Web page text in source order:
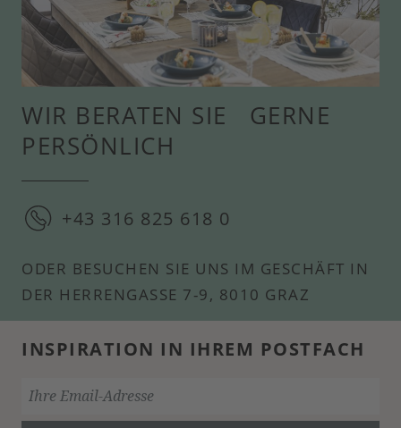
WIR BERATEN SIE GERNE
PERSÖNLICH
+43 316 825 618 0
ODER BESUCHEN SIE UNS IM GESCHÄFT IN
DER HERRENGASSE 7-9, 8010 GRAZ
INSPIRATION IN IHREM POSTFACH